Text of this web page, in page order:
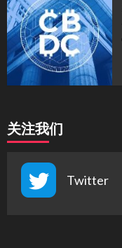
关注我们
Twitter